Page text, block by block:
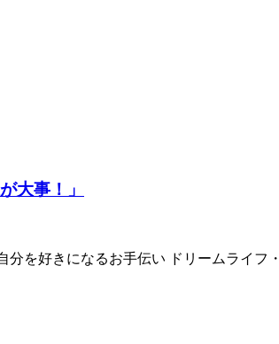
大事！」
を好きになるお手伝い ドリームライフ